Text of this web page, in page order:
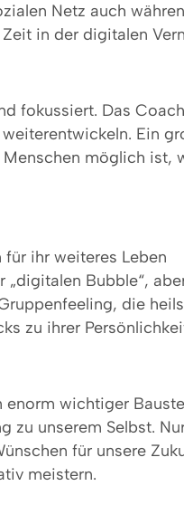
Netz auch
in der digitalen
fokussiert. Das
Ein
möglich ist,
ihr weiteres Leben
Bubble“,
die
zu ihrer
wichtiger
zu unserem Selbst.
für unsere
meistern.